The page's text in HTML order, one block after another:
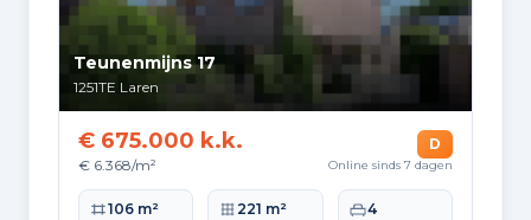
Teunenmijns 17
1251TE Laren
€ 675.000 k.k.
€ 6.368/m²
D
Online sinds 7 dagen
Woonoppervlakte
106 m² Perceeloppervlakte
221 m² Slaapkamers
4